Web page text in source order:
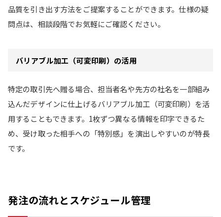
品質を引き出す方法をご提案することができます。仕様の疑
問点は、相談段階でお気軽にご確認ください。
バリアブル加工（可変印刷）の活用
特定の取引先へ贈る場合、担当者名や先方の社名を一部組み
込んだデザインに仕上げるバリアブル加工（可変印刷）を活
用することもできます。1枚ずつ異なる情報を印字できるた
め、受け取った相手への「特別感」を演出しやすいのが特長
です。
発注の流れとスケジュール管理